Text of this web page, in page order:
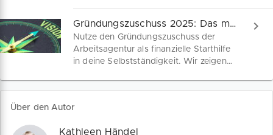
behalte die Kontrolle über deine
Finanzen! Entdecke die wichtigsten
Inhalte der Liquiditätsplanung sowie
bewährte Strategien, um die Liquidität
deines Unternehmens langfristig zu
Gründungszuschuss 2025: Das musst du wissen
Nutze den Gründungszuschuss der
Arbeitsagentur als finanzielle Starthilfe
in deine Selbstständigkeit. Wir zeigen
Über den Autor
Kathleen Händel